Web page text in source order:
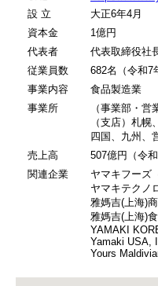
設 立
大正6年4月
資本金
1億円
代表者
代表取締役社
従業員数
682名（令和7
事業内容
食品製造業
事業所
（事業部・
（支店）札
四国、九州、
売上高
507億円（令和
関連企業
ヤマキフーズ
ヤマキテクノ
雅媽吉(上海)
雅媽吉(上海)
YAMAKI
Yamaki USA,
Yours